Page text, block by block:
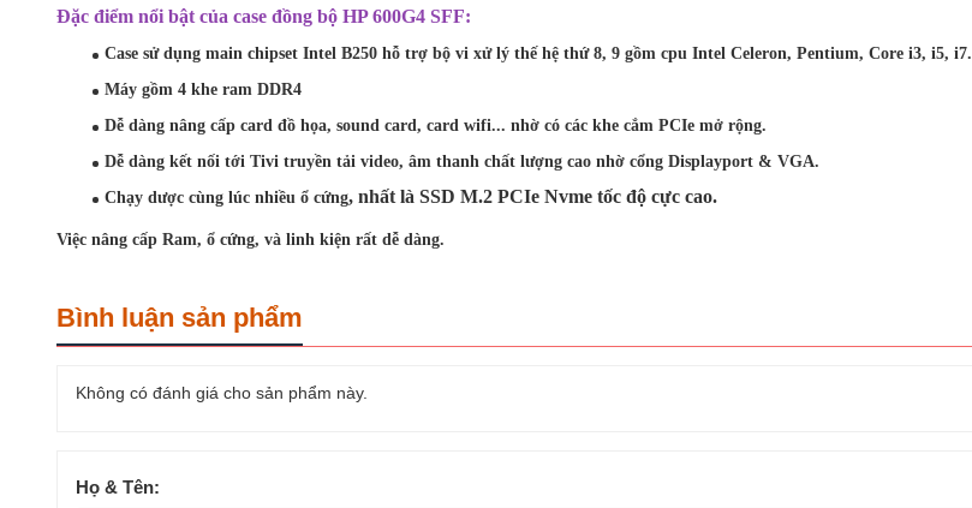
Đặc điểm nổi bật của case đồng bộ HP 600G4 SFF:
Case sử dụng main chipset Intel B250 hỗ trợ bộ vi xử lý thế hệ thứ 8, 9 gồm cpu Intel Celeron, Pentium, Core i3, i5, i7.
Máy gồm 4 khe ram DDR4
Dễ dàng nâng cấp card đồ họa, sound card, card wifi... nhờ có các khe cắm PCIe mở rộng.
Dễ dàng kết nối tới Tivi truyền tải video, âm thanh chất lượng cao nhờ cổng Displayport & VGA.
Chạy dược cùng lúc nhiều ổ cứng, nhất là SSD M.2 PCIe Nvme tốc độ cực cao.
Việc nâng cấp Ram, ổ cứng, và linh kiện rất dễ dàng.
Bình luận sản phẩm
Không có đánh giá cho sản phẩm này.
Họ & Tên: